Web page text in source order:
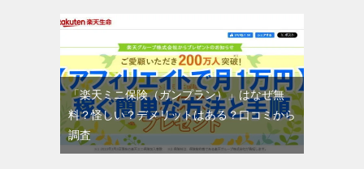
「楽天ミニ保険（ガンプラン）」はなぜ無
料？怪しい？デメリットはある？口コミから
調査